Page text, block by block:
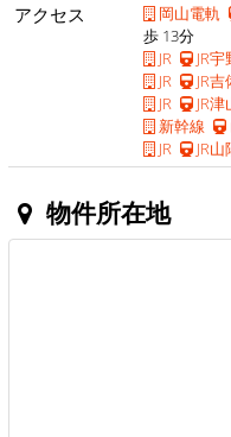
アクセス
岡山電軌
歩 13分
JR
JR
JR
JR
JR
JR
新幹線
JR
JR
物件所在地